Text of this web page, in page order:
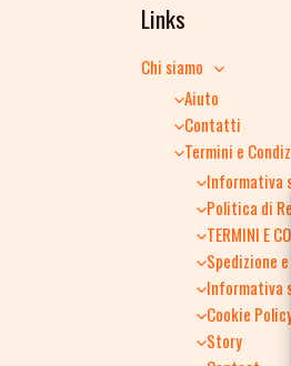
Links
Chi siamo
Aiuto
Contatti
Termini e
Informativa
Politica di
TERMINI E
Spedizione
Informativa
Cookie Policy
Story